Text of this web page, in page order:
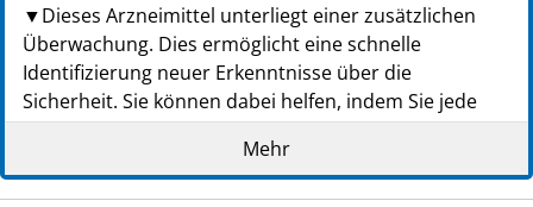
▼Dieses Arzneimittel unterliegt einer zusätzlichen
Überwachung. Dies ermöglicht eine schnelle
Identifizierung neuer Erkenntnisse über die
Sicherheit. Sie können dabei helfen, indem Sie jede
auftretende Nebenwirkung melden. Hinweise zur
Meldung von Nebenwirkungen, siehe Ende Abschnitt
4.
Mehr